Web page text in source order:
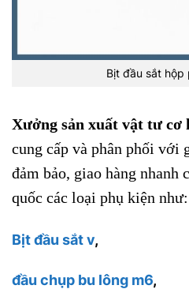
Bịt đầu sắt hộp
Xưởng sản xuất vật tư cơ
cung cấp và phân phối với
đảm bảo, giao hàng nhanh
quốc các loại phụ kiện như:
Bịt đầu sắt v,
đầu chụp bu lông m6,